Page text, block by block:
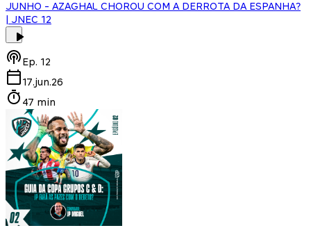
JUNHO - AZAGHAL CHOROU COM A DERROTA DA ESPANHA?
| JNEC 12
Ep. 12
17.jun.26
47 min